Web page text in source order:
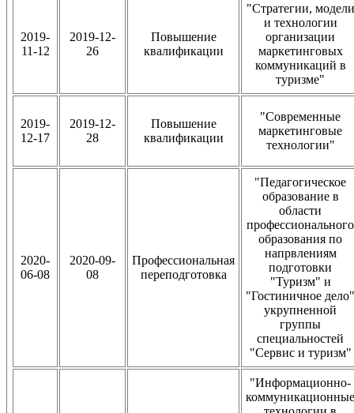
2019-
11-12
2019-12-
26
Повышение
квалификации
"Стратегии, модели
и технологии
организации
маркетинговых
коммуникаций в
туризме"
2019-
12-17
2019-12-
28
Повышение
квалификации
"Современные
маркетинговые
технологии"
2020-
06-08
2020-09-
08
Профессиональная
переподготовка
"Педагогическое
образование в
области
профессионального
образования по
напрвлениям
подготовки
"Туризм" и
"Гостиничное дело"
укрупненной
группы
специальностей
"Сервис и туризм"
"Информационно-
коммуникационные